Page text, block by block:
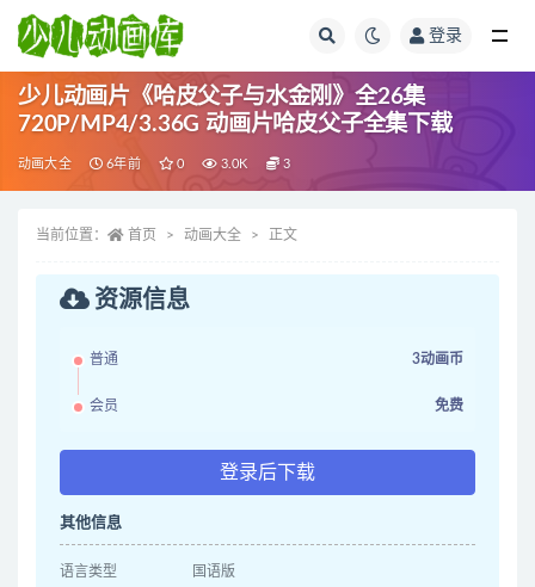
登录
少儿动画片《哈皮父子与水金刚》全26集
720P/MP4/3.36G 动画片哈皮父子全集下载
动画大全 6年前 0 3.0K 3
当前位置： 首页 动画大全 正文
资源信息
普通 3动画币
会员 免费
登录后下载
其他信息
语言类型 国语版